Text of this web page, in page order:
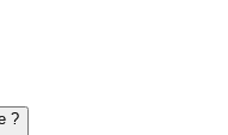
?